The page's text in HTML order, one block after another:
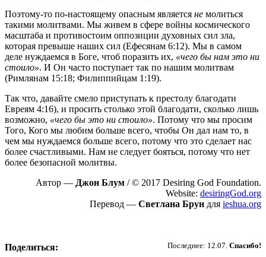
Поэтому-то по-настоящему опасным является не молиться
такими молитвами. Мы живем в сфере войны космического
масштаба и противостоим оппозиции духовных сил зла,
которая превыше наших сил (Ефесянам 6:12). Мы в самом
деле нуждаемся в Боге, чтоб поразить их, «чего бы нам это ни
стоило». И Он часто поступает так по нашим молитвам
(Римлянам 15:18; Филиппийцам 1:19).
Так что, давайте смело приступать к престолу благодати
Евреям 4:16), и просить столько этой благодати, сколько лишь
возможно, «чего бы это ни стоило». Потому что мы просим
Того, Кого мы любим больше всего, чтобы Он дал нам то, в
чем мы нуждаемся больше всего, потому что это сделает нас
более счастливыми. Нам не следует бояться, потому что нет
более безопасной молитвы.
Автор — Джон Блум / © 2017 Desiring God Foundation.
Website: desiringGod.org
Перевод — Светлана Брун для ieshua.org
Последнее: 12.07. Спасибо!
Поделиться: